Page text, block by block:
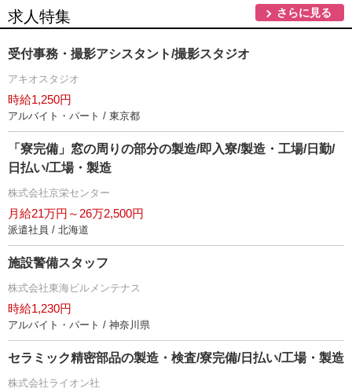
求人特集 さらに見る
受付事務・撮影アシスタント/撮影スタジオ
アキオスタジオ
時給1,250円
アルバイト・パート / 東京都
「寮完備」窓の周りの部分の製造/即入寮/製造・工場/日勤/
日払い/工場・製造
株式会社京栄センター
月給21万円～26万2,500円
派遣社員 / 北海道
施設警備スタッフ
株式会社東海ビルメンテナス
時給1,230円
アルバイト・パート / 神奈川県
セラミック精密部品の製造・検査/寮完備/日払い/工場・製造
株式会社ライオン社